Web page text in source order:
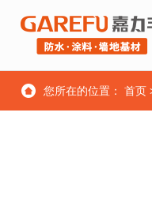
您所在的位置： 首页